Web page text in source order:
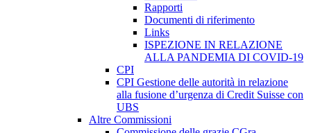
Rapporti
Documenti di riferimento
Links
ISPEZIONE IN RELAZIONE
ALLA PANDEMIA DI COVID-19
CPI
CPI Gestione delle autorità in relazione
alla fusione d’urgenza di Credit Suisse con
UBS
Altre Commissioni